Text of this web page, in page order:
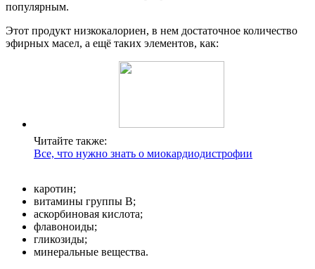
популярным.
Этот продукт низкокалориен, в нем достаточное количество
эфирных масел, а ещё таких элементов, как:
Читайте также:
Все, что нужно знать о миокардиодистрофии
каротин;
витамины группы В;
аскорбиновая кислота;
флавоноиды;
гликозиды;
минеральные вещества.